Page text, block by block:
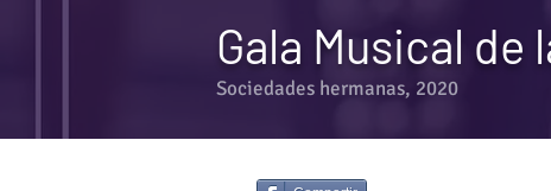
Gala Musical de
Sociedades hermanas, 2020